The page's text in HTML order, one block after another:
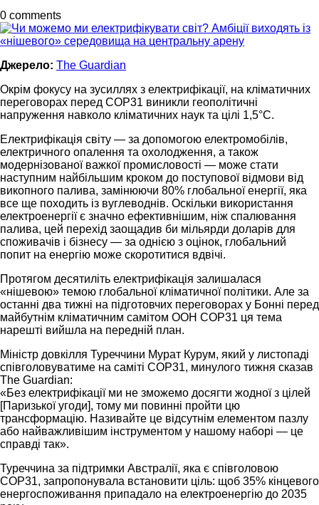
0 comments
Джерело: The Guardian
Окрім фокусу на зусиллях з електрифікації, на кліматичних
переговорах перед COP31 виникли геополітичні
напруження навколо кліматичних наук та цілі 1,5°C.
Електрифікація світу — за допомогою електромобілів,
електричного опалення та охолодження, а також
модернізованої важкої промисловості — може стати
наступним найбільшим кроком до поступової відмови від
викопного палива, замінюючи 80% глобальної енергії, яка
все ще походить із вуглеводнів. Оскільки використання
електроенергії є значно ефективнішим, ніж спалювання
палива, цей перехід заощадив би мільярди доларів для
споживачів і бізнесу — за однією з оцінок, глобальний
попит на енергію може скоротитися вдвічі.
Протягом десятиліть електрифікація залишалася
«нішевою» темою глобальної кліматичної політики. Але за
останні два тижні на підготовчих переговорах у Бонні перед
майбутнім кліматичним самітом ООН COP31 ця тема
нарешті вийшла на передній план.
Міністр довкілля Туреччини Мурат Курум, який у листопаді
співголовуватиме на саміті COP31, минулого тижня сказав
The Guardian:
«Без електрифікації ми не зможемо досягти жодної з цілей
[Паризької угоди], тому ми повинні пройти цю
трансформацію. Називайте це відсутнім елементом пазлу
або найважливішим інструментом у нашому наборі — це
справді так».
Туреччина за підтримки Австралії, яка є співголовою
COP31, запропонувала встановити ціль: щоб 35% кінцевого
енергоспоживання припадало на електроенергію до 2035